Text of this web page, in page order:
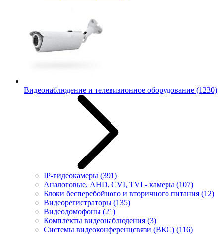
Видеонаблюдение и телевизионное оборудование (1230)
IP-видеокамеры (391)
Аналоговые, AHD, CVI, TVI - камеры (107)
Блоки бесперебойного и вторичного питания (12)
Видеорегистраторы (135)
Видеодомофоны (21)
Комплекты видеонаблюдения (3)
Системы видеоконференцсвязи (ВКС) (116)